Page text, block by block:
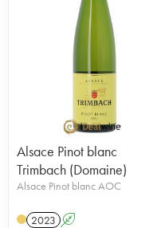
Alsace Pinot blanc
Trimbach (Domaine)
Alsace Pinot blanc AOC
2023 A